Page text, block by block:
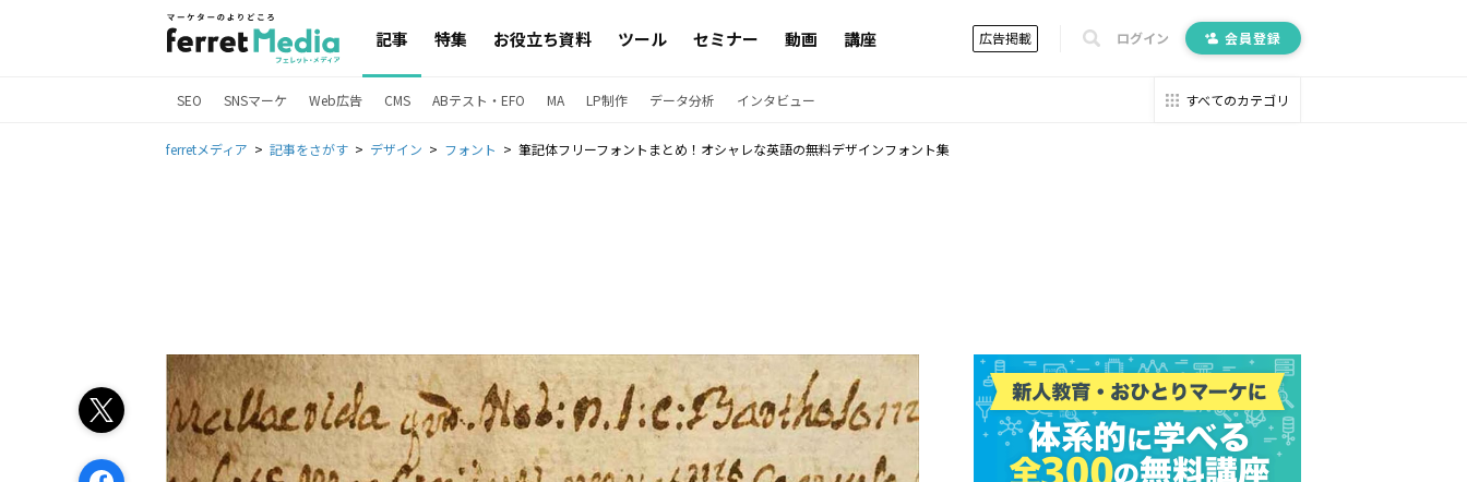
記事 特集 お役立ち資料 ツール セミナー 動画 講座 広告掲載 ログイン 会員登録
SEO SNSマーケ Web広告 CMS ABテスト・EFO MA LP制作 データ分析 インタビュー すべてのカテゴリ
ferretメディア 記事をさがす デザイン フォント 筆記体フリーフォントまとめ！オシャレな英語の無料デザインフォント集